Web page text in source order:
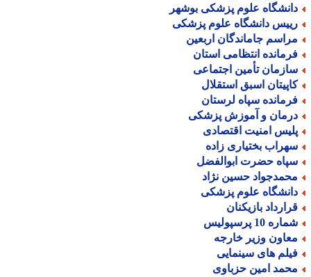
علوم پزشکی بوشهر
دانشگاه علوم پزشکی
جاماندگان اربعین
انتظامی استان
تأمین اجتماعی
اسبق استقلال
سپاه لرستان
و آموزش پزشکی
امنیت اقتصادی
بختیاری زاده
حضرت ابوالفضل
حسین نژاد
علوم پزشکی
بازیکنان
10 پرسپولیس
وزیر خارجه
های سینمایی
امین حزباوی